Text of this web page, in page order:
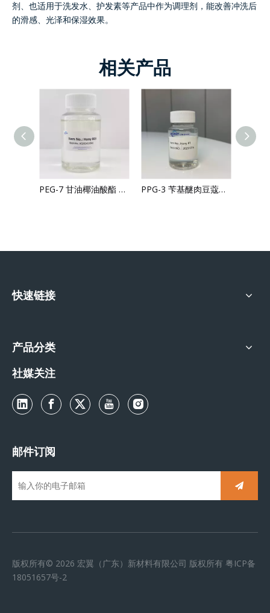
剂、也适用于洗发水、护发素等产品中作为调理剂，能改善冲洗后
的滑感、光泽和保湿效果。
相关产品
PEG-7 甘油椰油酸酯 亲水合成油脂 润肤 温和 乳化剂 赋脂剂 PPG-3 苄基醚肉豆蔻酸酯
快速链接
产品分类
社媒关注
邮件订阅
版权所有© 2026 宏翼（广东）新材料有限公司 版权所有 粤ICP备
18051657号-2